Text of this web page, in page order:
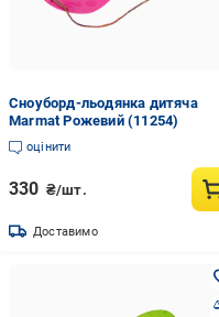
Сноуборд-льодянка дитяча
Marmat Рожевий (11254)
оцінити
330 ₴/шт.
Доставимо